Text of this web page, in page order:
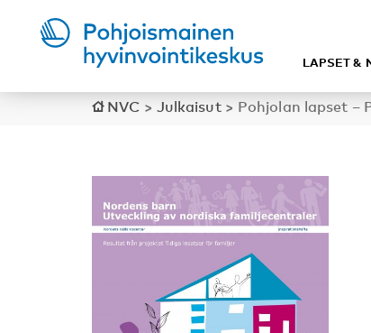
LAPSET &
NVC > Julkaisut> Pohjolan lapset –